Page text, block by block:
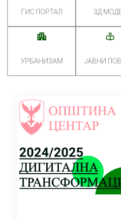
ГИС ПОРТАЛ 3Д
УРБАНИЗАМ ЈАВНИ